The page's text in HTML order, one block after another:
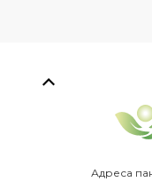
Адреса